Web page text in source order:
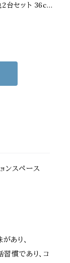
2台セット 36cm
キャスター付き
ゃれ 丸形 丸型
36cm 奥行36
ンスペース
あり、
習慣であり、コ